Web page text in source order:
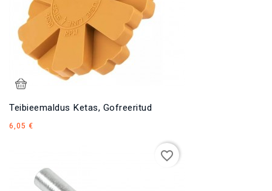
Teibieemaldus Ketas, Gofreeritud
6,05 €
favorite_border